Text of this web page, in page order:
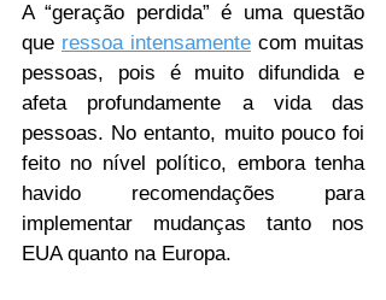
A “geração perdida” é uma questão
que ressoa intensamente com muitas
pessoas, pois é muito difundida e
afeta profundamente a vida das
pessoas. No entanto, muito pouco foi
feito no nível político, embora tenha
havido recomendações para
implementar mudanças tanto nos
EUA quanto na Europa.